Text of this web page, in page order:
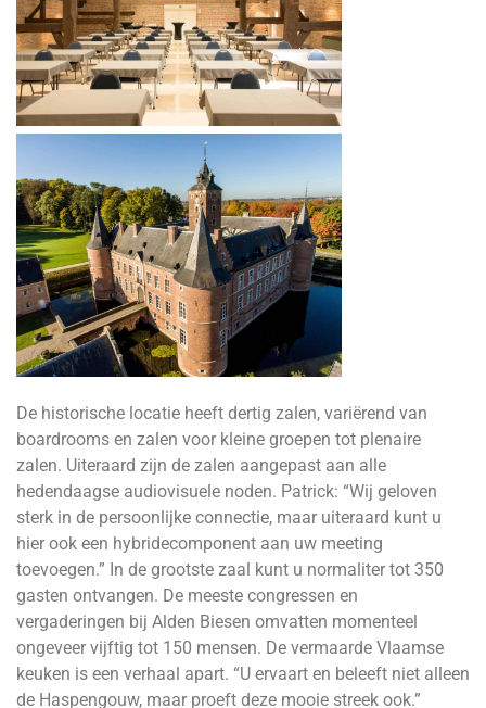
De historische locatie heeft dertig zalen, variërend van
boardrooms en zalen voor kleine groepen tot plenaire
zalen. Uiteraard zijn de zalen aangepast aan alle
hedendaagse audiovisuele noden. Patrick: “Wij geloven
sterk in de persoonlijke connectie, maar uiteraard kunt u
hier ook een hybridecomponent aan uw meeting
toevoegen.” In de grootste zaal kunt u normaliter tot 350
gasten ontvangen. De meeste congressen en
vergaderingen bij Alden Biesen omvatten momenteel
ongeveer vijftig tot 150 mensen. De vermaarde Vlaamse
keuken is een verhaal apart. “U ervaart en beleeft niet alleen
de Haspengouw, maar proeft deze mooie streek ook.”